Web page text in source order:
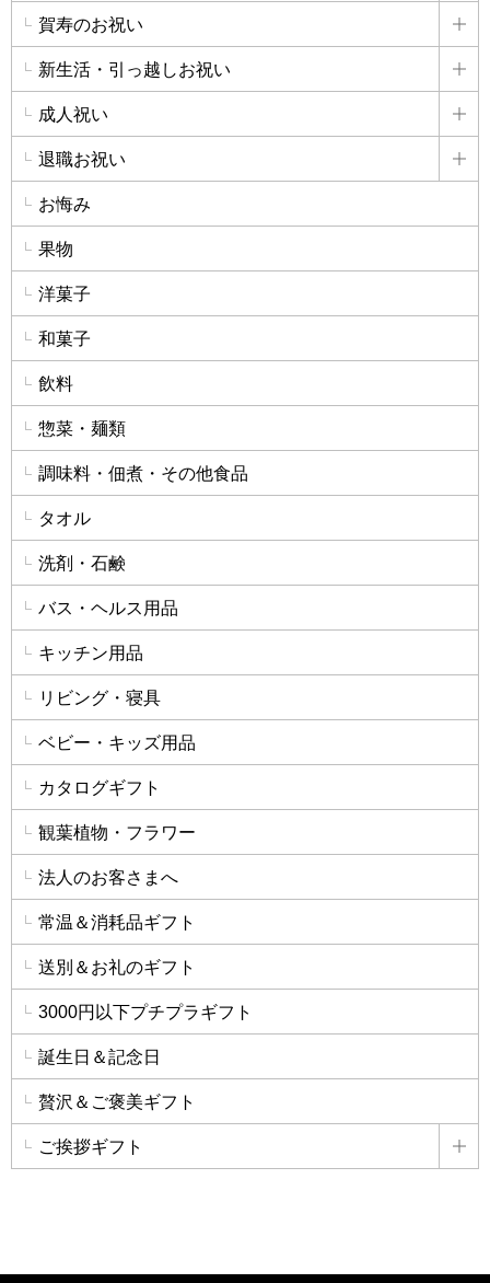
賀寿のお祝い
詳
新生活・引っ越しお祝い
詳
成人祝い
詳
退職お祝い
詳
お悔み
果物
洋菓子
和菓子
飲料
惣菜・麺類
調味料・佃煮・その他食品
タオル
洗剤・石鹸
バス・ヘルス用品
キッチン用品
リビング・寝具
ベビー・キッズ用品
カタログギフト
観葉植物・フラワー
法人のお客さまへ
常温＆消耗品ギフト
送別＆お礼のギフト
3000円以下プチプラギフト
誕生日＆記念日
贅沢＆ご褒美ギフト
ご挨拶ギフト 詳